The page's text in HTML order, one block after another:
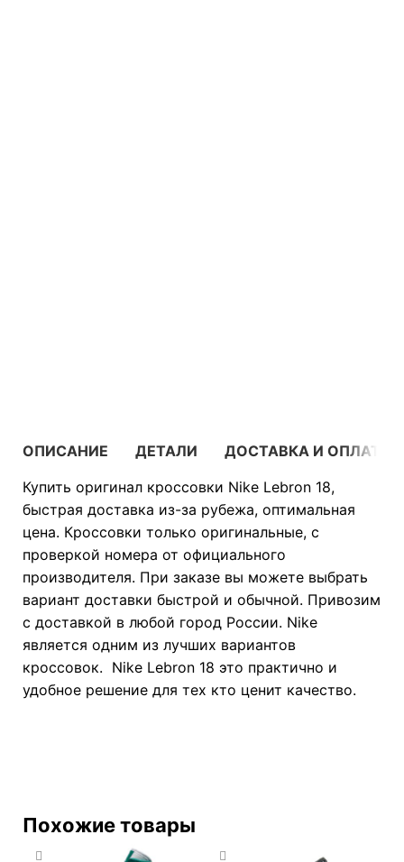
ОПИСАНИЕ ДЕТАЛИ
ДОСТАВКА И ОПЛАТА
Купить оригинал кроссовки Nike Lebron 18,
быстрая доставка из-за рубежа, оптимальная
цена. Кроссовки только оригинальные, с
проверкой номера от официального
производителя. При заказе вы можете выбрать
вариант доставки быстрой и обычной. Привозим
с доставкой в любой город России. Nike
является одним из лучших вариантов
кроссовок. Nike Lebron 18 это практично и
удобное решение для тех кто ценит качество.
Похожие товары